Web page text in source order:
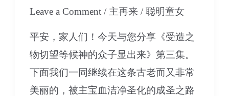
愁
Leave a Comment / 主再来/ 聪明童女
平安，家人们！今天与您分享《受造之
物切望等候神的众子显出来》第三集。
下面我们一同继续在这条古老而又非常
美丽的，被主宝血洁净圣化的成圣之路